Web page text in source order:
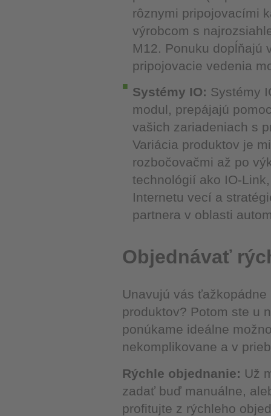
rôznymi pripojovacími
výrobcom s
M12. Ponuku dopĺňajú
pripojovacie vedenia
Systémy IO: Systémy
modul, prepájajú
vašich zariadeniach s
Variácia produktov je
rozbočovačmi až po
technológií ako IO-
Internetu vecí a
partnera v oblasti
Objednávať
Unavujú vás
produktov? Potom ste u
ponúkame ideálne
nekomplikovane a v
Rýchle objednanie: Už
zadať buď manuálne,
profitujte z rýchleho